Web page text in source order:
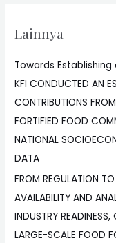
Lainnya
Towards
KFI CONDUCTED AN
CONTRIBUTIONS
FORTIFIED FOOD
NATIONAL
DATA
FROM REGULATION
AVAILABILITY AND
INDUSTRY
LARGE-SCALE FOOD